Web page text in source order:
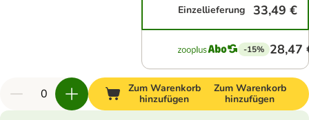
Einzellieferung 33,49 €
-15% 28,47
Zum Warenkorb
hinzufügen
Zum Warenkorb
hinzufügen